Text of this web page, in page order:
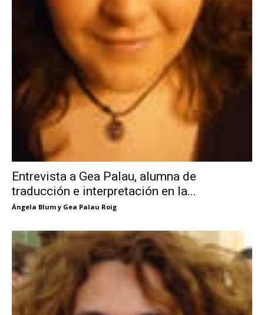
Entrevista a Gea Palau, alumna de
traducción e interpretación en la...
Ángela Blum y Gea Palau Roig